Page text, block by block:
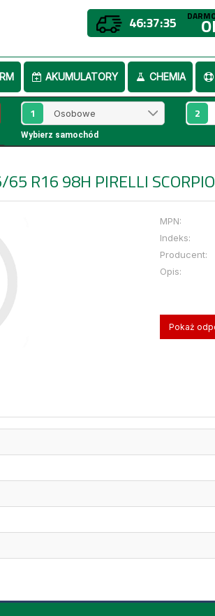
46:37:35
AKUMULATORY CHEMIA
1 2
Wybierz samochód
R16 98H PIRELLI
MPN:
Indeks:
Producent:
Opis:
Pokaż